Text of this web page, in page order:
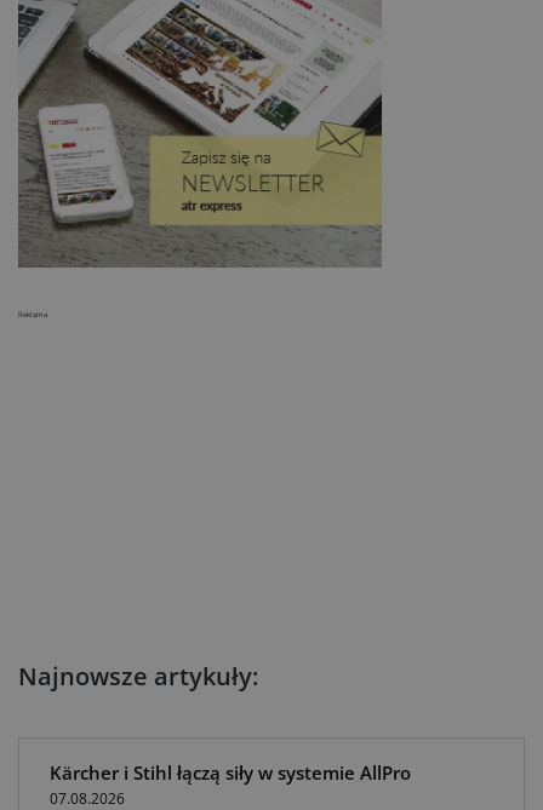
Najnowsze artykuły:
Kärcher i Stihl łączą siły w systemie AllPro
07.08.2026
Reklama